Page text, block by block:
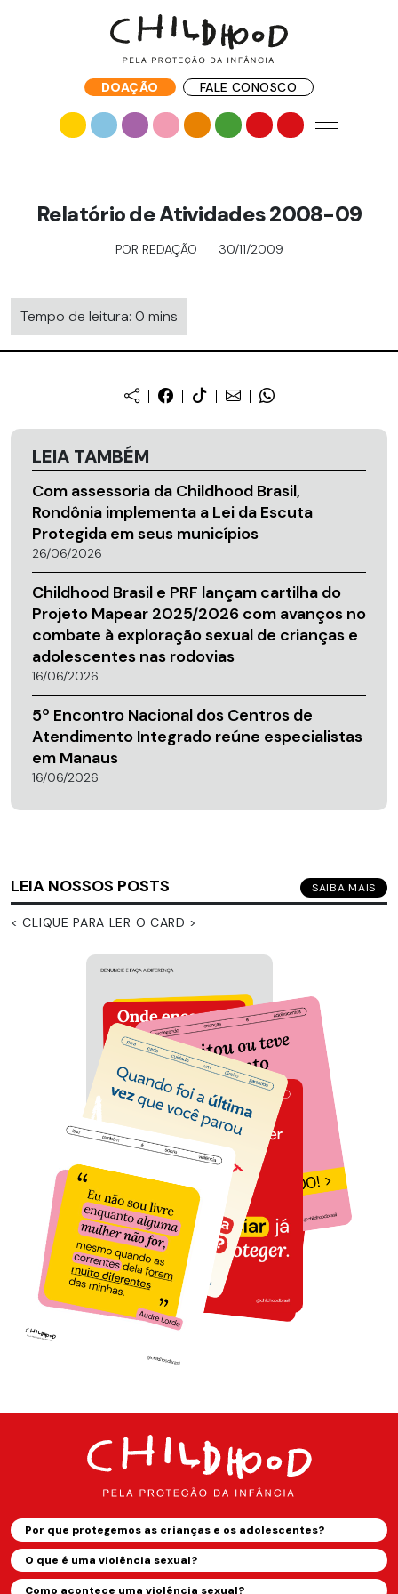
DOAÇÃO FALE CONOSCO
Relatório de Atividades 2008-09
POR REDAÇÃO 30/11/2009
Tempo de leitura: 0 mins
LEIA TAMBÉM
Com assessoria da Childhood Brasil,
Rondônia implementa a Lei da Escuta
Protegida em seus municípios
26/06/2026
Childhood Brasil e PRF lançam cartilha do
Projeto Mapear 2025/2026 com avanços no
combate à exploração sexual de crianças e
adolescentes nas rodovias
16/06/2026
5º Encontro Nacional dos Centros de
Atendimento Integrado reúne especialistas
em Manaus
16/06/2026
LEIA NOSSOS POSTS SAIBA MAIS
< CLIQUE PARA LER O CARD >
Por que protegemos as crianças e os adolescentes?
O que é uma violência sexual?
Como acontece uma violência sexual?